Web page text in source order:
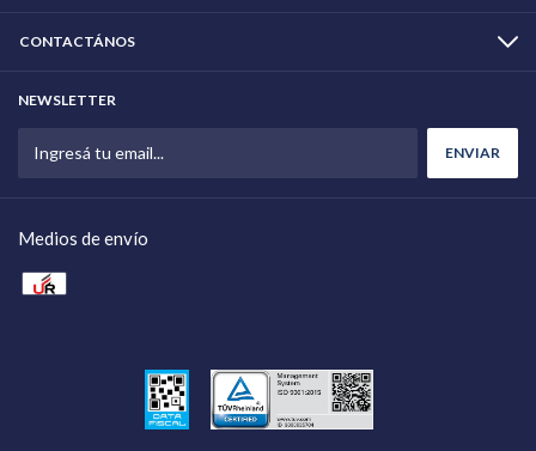
CONTACTÁNOS
NEWSLETTER
Medios de envío